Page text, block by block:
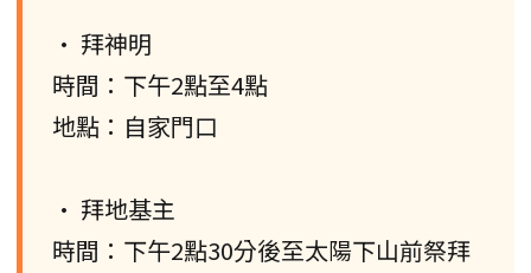
• 拜神明
時間：下午2點至4點
地點：自家門口
• 拜地基主
時間：下午2點30分後至太陽下山前祭拜